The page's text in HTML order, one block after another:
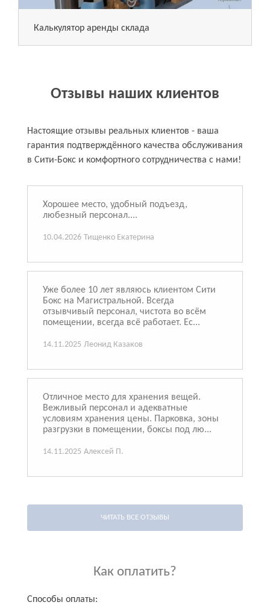
Калькулятор аренды склада
Отзывы наших клиентов
Настоящие отзывы реальных клиентов - ваша
гарантия подтверждённого качества обслуживания
в Сити-Бокс и комфортного сотрудничества с нами!
Хорошее место, удобный подъезд,
любезный персонал....
10.04.2026 Тищенко Екатерина
Уже более 10 лет являюсь клиентом Сити
Бокс на Магистральной. Всегда
отзывчивый персонал, чистота во всём
помещении, всегда всё работает. Ес...
14.11.2025 Леонид Казаков
Отличное место для хранения вещей.
Вежливый персонал и адекватные
условиям хранения цены. Парковка, зоны
разгрузки в помещении, боксы под лю...
14.11.2025 Алексей П.
ЧИТАТЬ ВСЕ ОТЗЫВЫ
Как оплатить?
Способы оплаты: